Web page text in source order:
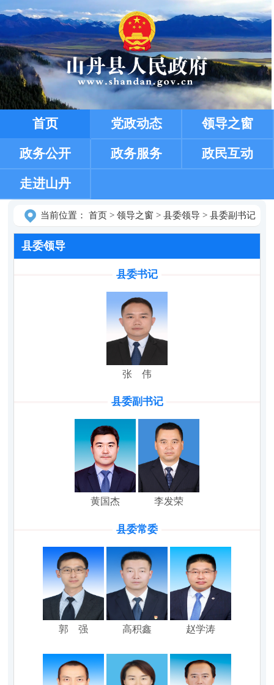
首页 党政动态 领导之窗
政务公开 政务服务 政民互动
走进山丹
当前位置： 首页> 领导之窗 > 县委领导 > 县委副书记
县委领导
县委书记
张 伟
县委副书记
黄国杰 李发荣
县委常委
郭 强 高积鑫 赵学涛